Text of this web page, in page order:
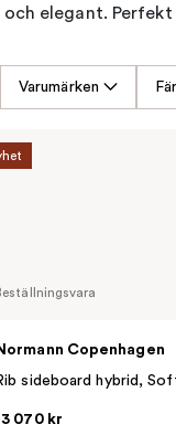
och elegant.
Varumärken
Copenhagen
070 kr